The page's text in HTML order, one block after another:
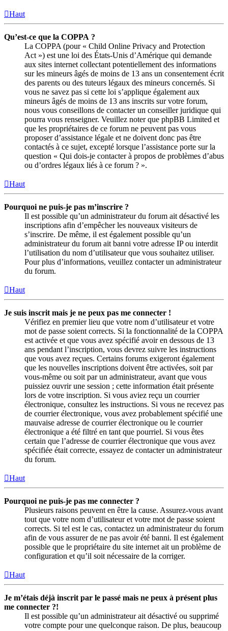
Haut
Qu’est-ce que la COPPA ?
La COPPA (pour « Child Online Privacy and Protection
Act ») est une loi des États-Unis d’Amérique qui demande
aux sites internet collectant potentiellement des informations
sur les mineurs âgés de moins de 13 ans un consentement écrit
des parents ou des tuteurs légaux des mineurs concernés. Si
vous ne savez pas si cette loi s’applique également aux
mineurs âgés de moins de 13 ans inscrits sur votre forum,
nous vous conseillons de contacter un conseiller juridique qui
pourra vous renseigner. Veuillez noter que phpBB Limited et
que les propriétaires de ce forum ne peuvent pas vous
proposer d’assistance légale et ne doivent donc pas être
contactés à ce sujet, excepté lorsque l’assistance porte sur la
question « Qui dois-je contacter à propos de problèmes d’abus
ou d’ordres légaux liés à ce forum ? ».
Haut
Pourquoi ne puis-je pas m’inscrire ?
Il est possible qu’un administrateur du forum ait désactivé les
inscriptions afin d’empêcher les nouveaux visiteurs de
s’inscrire. De même, il est également possible qu’un
administrateur du forum ait banni votre adresse IP ou interdit
l’utilisation du nom d’utilisateur que vous souhaitez utiliser.
Pour plus d’informations, veuillez contacter un administrateur
du forum.
Haut
Je suis inscrit mais je ne peux pas me connecter !
Vérifiez en premier lieu que votre nom d’utilisateur et votre
mot de passe soient corrects. Si la fonctionnalité de la COPPA
est activée et que vous avez spécifié avoir en dessous de 13
ans pendant l’inscription, vous devrez suivre les instructions
que vous avez reçues. Certains forums exigeront également
que les nouvelles inscriptions doivent être activées, soit par
vous-même ou soit par un administrateur, avant que vous
puissiez ouvrir une session ; cette information était présente
lors de votre inscription. Si vous aviez reçu un courrier
électronique, consultez les instructions. Si vous ne recevez pas
de courrier électronique, vous avez probablement spécifié une
mauvaise adresse de courrier électronique ou le courrier
électronique a été filtré en tant que pourriel. Si vous êtes
certain que l’adresse de courrier électronique que vous avez
spécifiée était correcte, essayez de contacter un administrateur
du forum.
Haut
Pourquoi ne puis-je pas me connecter ?
Plusieurs raisons peuvent en être la cause. Assurez-vous avant
tout que votre nom d’utilisateur et votre mot de passe soient
corrects. Si tel est le cas, contactez un administrateur du forum
afin de vous assurer de ne pas avoir été banni. Il est également
possible que le propriétaire du site internet ait un problème de
configuration et qu’il soit nécessaire de la corriger.
Haut
Je m’étais déjà inscrit par le passé mais ne peux à présent plus
me connecter ?!
Il est possible qu’un administrateur ait désactivé ou supprimé
votre compte pour une quelconque raison. De plus, beaucoup